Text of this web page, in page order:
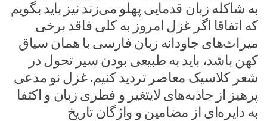
به شاکله‌ زبان قدمایی پهلو می‌زند نیز باید بگویم
که اتفاقا اگر غزل امروز به کلی فاقد برخی
میراث‌های جاودانه‌ زبان فارسی با همان سیاق
کهن باشد، باید به طبیعی بودن سیر تحول در
شعر کلاسیک معاصر تردید کنیم. غزل نو مدعی
پرهیز از جاذبه‌های لایتغیر و فطری زبان و اکتفا
به دایره‌ای از مضامین و واژگان تاریخ